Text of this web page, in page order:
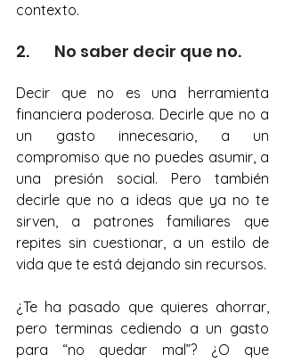
contexto.
2.       No saber decir que no.
Decir que no es una herramienta
financiera poderosa. Decirle que no a
un gasto innecesario, a un
compromiso que no puedes asumir, a
una presión social. Pero también
decirle que no a ideas que ya no te
sirven, a patrones familiares que
repites sin cuestionar, a un estilo de
vida que te está dejando sin recursos.
¿Te ha pasado que quieres ahorrar,
pero terminas cediendo a un gasto
para “no quedar mal”? ¿O que